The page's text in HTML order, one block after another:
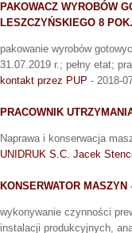
PAKOWACZ WYROBÓW
LESZCZYŃSKIEGO 8
pakowanie wyrobów
31.07.2019 r.; pełny etat;
kontakt przez PUP - 2018-
PRACOWNIK
Naprawa i konserwacja
UNIDRUK S.C. Jacek
KONSERWATOR MASZYN
wykonywanie czynności
instalacji produkcyjnych,